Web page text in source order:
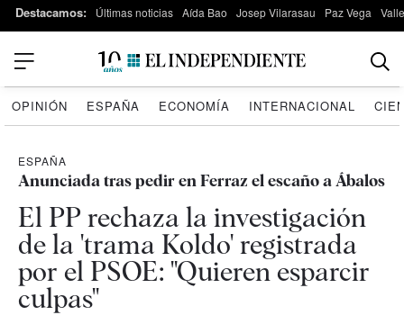
Destacamos: Últimas noticias Aída Bao Josep Vilarasau Paz Vega
OPINIÓN ESPAÑA ECONOMÍA INTERNACIONAL
ESPAÑA
Anunciada tras pedir en Ferraz el escaño a Ábalos
El PP rechaza la investigación
de la 'trama Koldo' registrada
por el PSOE: "Quieren esparcir
culpas"